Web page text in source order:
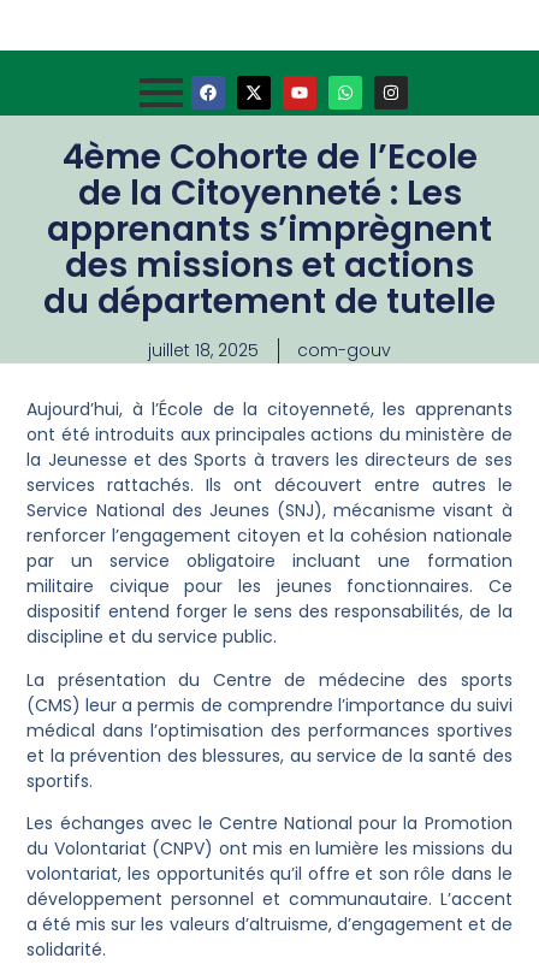
4ème Cohorte de l’Ecole
de la Citoyenneté : Les
apprenants s’imprègnent
des missions et actions
du département de tutelle
juillet 18, 2025 com-gouv
Aujourd’hui, à l’École de la citoyenneté, les apprenants
ont été introduits aux principales actions du ministère de
la Jeunesse et des Sports à travers les directeurs de ses
services rattachés. Ils ont découvert entre autres le
Service National des Jeunes (SNJ), mécanisme visant à
renforcer l’engagement citoyen et la cohésion nationale
par un service obligatoire incluant une formation
militaire civique pour les jeunes fonctionnaires. Ce
dispositif entend forger le sens des responsabilités, de la
discipline et du service public.
La présentation du Centre de médecine des sports
(CMS) leur a permis de comprendre l’importance du suivi
médical dans l’optimisation des performances sportives
et la prévention des blessures, au service de la santé des
sportifs.
Les échanges avec le Centre National pour la Promotion
du Volontariat (CNPV) ont mis en lumière les missions du
volontariat, les opportunités qu’il offre et son rôle dans le
développement personnel et communautaire. L’accent
a été mis sur les valeurs d’altruisme, d’engagement et de
solidarité.